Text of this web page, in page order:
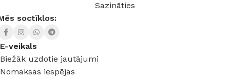
Sazināties
soctīklos:
E-veikals
Biežāk uzdotie jautājumi
Nomaksas iespējas